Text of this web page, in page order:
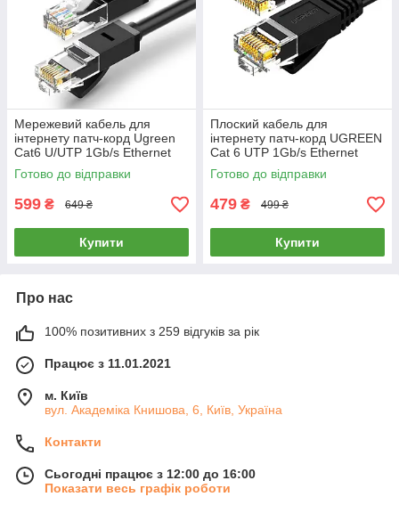
Мережевий кабель для
інтернету патч-корд Ugreen
Cat6 U/UTP 1Gb/s Ethernet
Cable 20м (чорний) NW102
Готово до відправки
599 ₴ 649 ₴
Купити
Плоский кабель для
інтернету патч-корд UGREEN
Cat 6 UTP 1Gb/s Ethernet
Cable 15м (чорний) NW102
Готово до відправки
479 ₴ 499 ₴
Купити
Про нас
100% позитивних з 259 відгуків за рік
Працює з 11.01.2021
м. Київ
вул. Академіка Книшовa, 6, Київ, Україна
Контакти
Сьогодні працює з 12:00 до 16:00
Показати весь графік роботи